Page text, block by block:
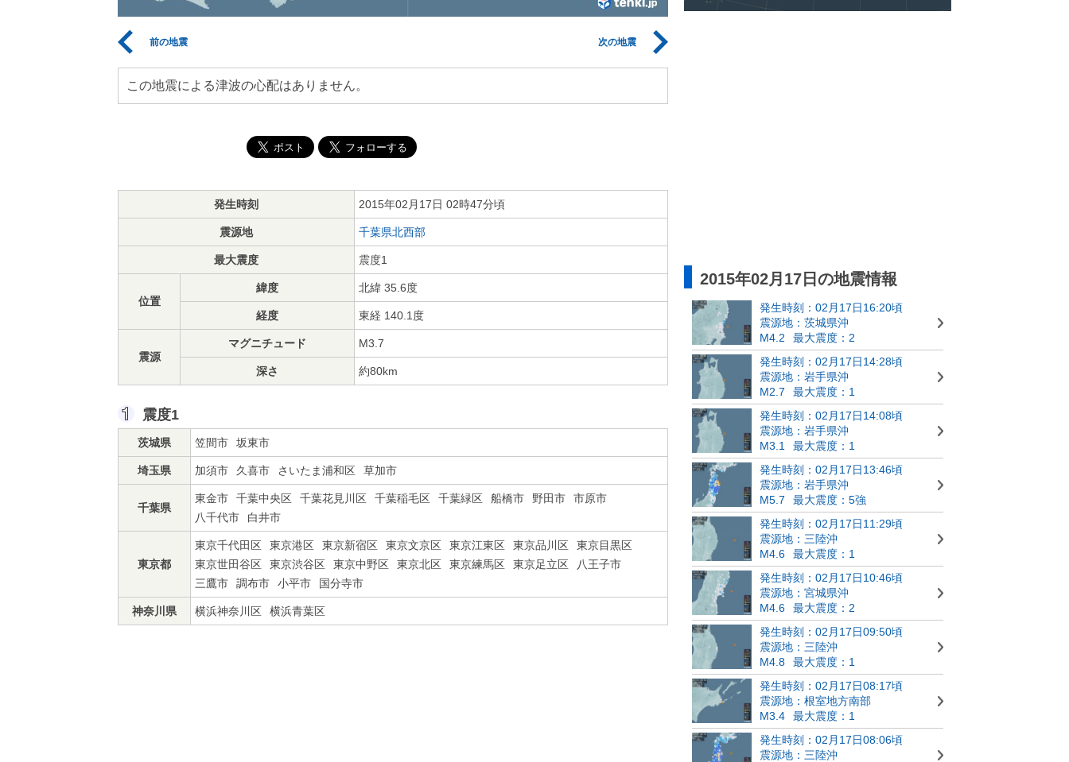
前の地震 次の地震
この地震による津波の心配はありません。
発生時刻 2015年02月17日 02時47分頃
震源地 千葉県北西部
最大震度 震度1
位置
緯度 北緯 35.6度
経度 東経 140.1度
震源
マグニチュード M3.7
深さ 約80km
震度1
茨城県 笠間市 坂東市
埼玉県 加須市 久喜市 さいたま浦和区 草加市
千葉県
東金市 千葉中央区 千葉花見川区 千葉稲毛区 千葉緑区 船橋市 野田市
市原市
八千代市
白井市
東京都
東京千代田区 東京港区 東京新宿区 東京文京区 東京江東区 東京品川区
東京目黒区
東京世田谷区
東京渋谷区 東京中野区 東京北区 東京練馬区 東京足立区
八王子市
三鷹市
調布市 小平市 国分寺市
神奈川県 横浜神奈川区 横浜青葉区
2015年02月17日の地震情報
発生時刻：02月17日16:20頃
震源地：茨城県沖
M4.2
最大震度：2
発生時刻：02月17日14:28頃
震源地：岩手県沖
M2.7
最大震度：1
発生時刻：02月17日14:08頃
震源地：岩手県沖
M3.1
最大震度：1
発生時刻：02月17日13:46頃
震源地：岩手県沖
M5.7
最大震度：5強
発生時刻：02月17日11:29頃
震源地：三陸沖
M4.6
最大震度：1
発生時刻：02月17日10:46頃
震源地：宮城県沖
M4.6
最大震度：2
発生時刻：02月17日09:50頃
震源地：三陸沖
M4.8
最大震度：1
発生時刻：02月17日08:17頃
震源地：根室地方南部
M3.4
最大震度：1
発生時刻：02月17日08:06頃
震源地：三陸沖